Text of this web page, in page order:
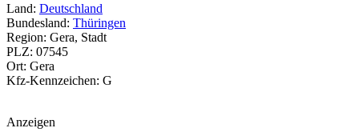
Land: Deutschland
Bundesland: Thüringen
Region: Gera, Stadt
PLZ: 07545
Ort: Gera
Kfz-Kennzeichen: G
Anzeigen